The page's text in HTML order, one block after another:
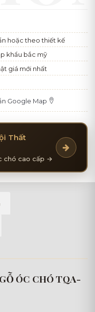
hoặc theo thiết kế
khẩu bắc mỹ
giá mới nhất
Google Map
Thất
chó cao cấp →
ÓC CHÓ TQA-